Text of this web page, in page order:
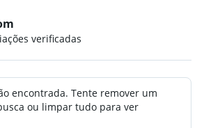
verificadas
encontrada. Tente remover um
ou limpar tudo para ver